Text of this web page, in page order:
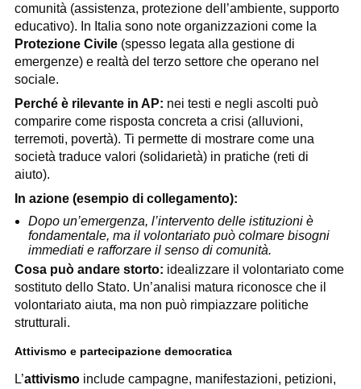
comunità (assistenza, protezione dell’ambiente, supporto
educativo). In Italia sono note organizzazioni come la
Protezione Civile(spesso legata alla gestione di
emergenze) e realtà del terzo settore che operano nel
sociale.
Perché è rilevante in AP: nei testi e negli ascolti può
comparire come risposta concreta a crisi (alluvioni,
terremoti, povertà). Ti permette di mostrare come una
società traduce valori (solidarietà) in pratiche (reti di
aiuto).
In azione (esempio di collegamento):
Dopo un’emergenza, l’intervento delle istituzioni è
fondamentale, ma il volontariato può colmare bisogni
immediati e rafforzare il senso di comunità.
Cosa può andare storto: idealizzare il volontariato come
sostituto dello Stato. Un’analisi matura riconosce che il
volontariato aiuta, ma non può rimpiazzare politiche
strutturali.
Attivismo e partecipazione democratica
L’attivismoinclude campagne, manifestazioni, petizioni,